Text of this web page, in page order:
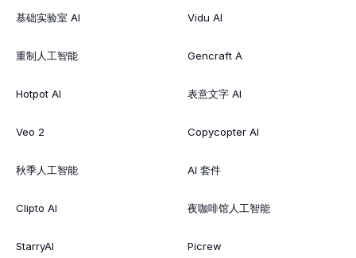
基础实验室 AI
重制人工智能
Hotpot AI
Veo 2
秋季人工智能
Clipto AI
StarryAI
Vidu AI
Gencraft A
表意文字 AI
Copycopter AI
AI 套件
夜咖啡馆人工智能
Picrew